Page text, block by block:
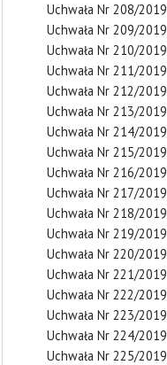
Uchwała Nr 208/2019
Uchwała Nr 209/2019
Uchwała Nr 210/2019
Uchwała Nr 211/2019
Uchwała Nr 212/2019
Uchwała Nr 213/2019
Uchwała Nr 214/2019
Uchwała Nr 215/2019
Uchwała Nr 216/2019
Uchwała Nr 217/2019
Uchwała Nr 218/2019
Uchwała Nr 219/2019
Uchwała Nr 220/2019
Uchwała Nr 221/2019
Uchwała Nr 222/2019
Uchwała Nr 223/2019
Uchwała Nr 224/2019
Uchwała Nr 225/2019